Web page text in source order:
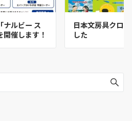
ナルビー ス
催します！
日本文房具クロ
した